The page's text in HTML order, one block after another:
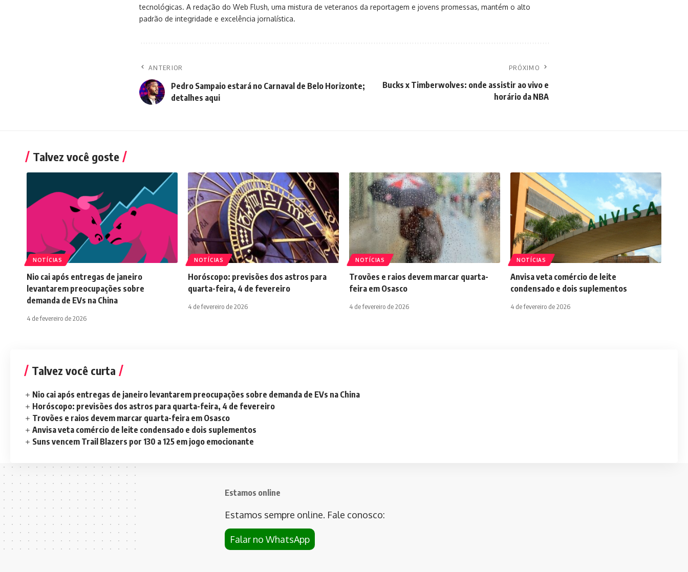
tecnológicas. A redação do Web Flush, uma mistura de veteranos da reportagem e jovens promessas, mantém o alto
padrão de integridade e excelência jornalística.
ANTERIOR
Pedro Sampaio estará no Carnaval de Belo Horizonte;
detalhes aqui
PRÓXIMO
Bucks x Timberwolves: onde assistir ao vivo e
horário da NBA
Talvez você goste
NOTÍCIAS
Nio cai após entregas de janeiro
levantarem preocupações sobre
demanda de EVs na China
4 de fevereiro de 2026
NOTÍCIAS
Horóscopo: previsões dos astros para
quarta-feira, 4 de fevereiro
4 de fevereiro de 2026
NOTÍCIAS
Trovões e raios devem marcar quarta-
feira em Osasco
4 de fevereiro de 2026
NOTÍCIAS
Anvisa veta comércio de leite
condensado e dois suplementos
4 de fevereiro de 2026
Talvez você curta
Nio cai após entregas de janeiro levantarem preocupações sobre demanda de EVs na China
Horóscopo: previsões dos astros para quarta-feira, 4 de fevereiro
Trovões e raios devem marcar quarta-feira em Osasco
Anvisa veta comércio de leite condensado e dois suplementos
Suns vencem Trail Blazers por 130 a 125 em jogo emocionante
Estamos online
Estamos sempre online. Fale conosco:
Falar no WhatsApp